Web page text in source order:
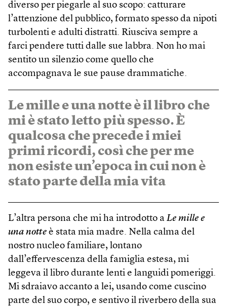
diverso per piegarle al suo scopo: catturare
l’attenzione del pubblico, formato spesso da nipoti
turbolenti e adulti distratti. Riusciva sempre a
farci pendere tutti dalle sue labbra. Non ho mai
sentito un silenzio come quello che
accompagnava le sue pause drammatiche.
Le mille e una notte è il libro che
mi è stato letto più spesso. È
qualcosa che precede i miei
primi ricordi, così che per me
non esiste un’epoca in cui non è
stato parte della mia vita
L’altra persona che mi ha introdotto a Le mille e
una notte è stata mia madre. Nella calma del
nostro nucleo familiare, lontano
dall’effervescenza della famiglia estesa, mi
leggeva il libro durante lenti e languidi pomeriggi.
Mi sdraiavo accanto a lei, usando come cuscino
parte del suo corpo, e sentivo il riverbero della sua